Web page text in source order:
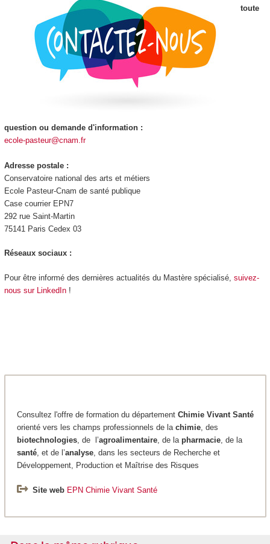
toute
question ou demande d'information :
ecole-pasteur@cnam.fr
Adresse postale :
Conservatoire national des arts et métiers
Ecole Pasteur-Cnam de santé publique
Case courrier EPN7
292 rue Saint-Martin
75141 Paris Cedex 03
Réseaux sociaux :
Pour être informé des dernières actualités du Mastère spécialisé, suivez-
nous sur LinkedIn!
Consultez l'offre de formation du départementChimie Vivant Santé
orienté vers les champs professionnels de la chimie, des
biotechnologies, de l’agroalimentaire, de la pharmacie, de la
santé, et de l’analyse, dans les secteurs de Recherche et
Développement, Production et Maîtrise des Risques
Site web EPN Chimie Vivant Santé